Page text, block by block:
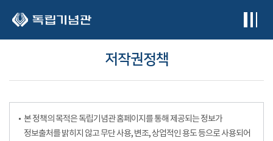
저작권정책
본 정책의 목적은 독립기념관 홈페이지를 통해 제공되는 정보가
정보출처를 밝히지 않고 무단 사용, 변조, 상업적인 용도 등으로 사용되어